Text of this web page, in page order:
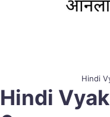
Hindi
Hindi